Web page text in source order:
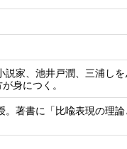
家、池井戸潤、三浦しを
身につく。
著書に「比喩表現の理論